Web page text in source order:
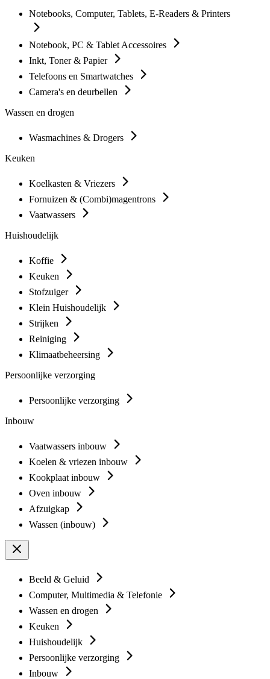
Notebooks, Computer, Tablets, E-Readers & Printers
Notebook, PC & Tablet Accessoires
Inkt, Toner & Papier
Telefoons en Smartwatches
Camera's en deurbellen
Wassen en drogen
Wasmachines & Drogers
Keuken
Koelkasten & Vriezers
Fornuizen & (Combi)magentrons
Vaatwassers
Huishoudelijk
Koffie
Keuken
Stofzuiger
Klein Huishoudelijk
Strijken
Reiniging
Klimaatbeheersing
Persoonlijke verzorging
Persoonlijke verzorging
Inbouw
Vaatwassers inbouw
Koelen & vriezen inbouw
Kookplaat inbouw
Oven inbouw
Afzuigkap
Wassen (inbouw)
Beeld & Geluid
Computer, Multimedia & Telefonie
Wassen en drogen
Keuken
Huishoudelijk
Persoonlijke verzorging
Inbouw